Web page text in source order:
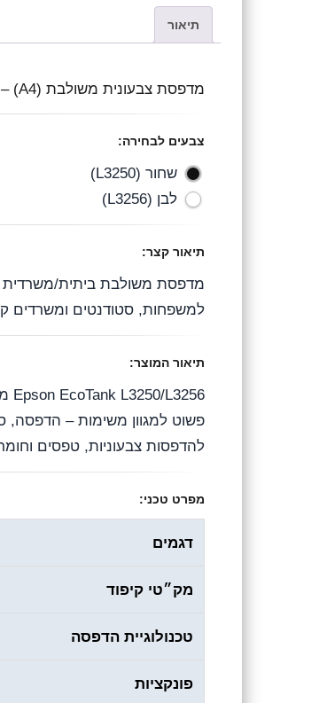
h
a
A
p
c
o
o
k
l
a
m
תיאור
מדפסת צבעונית משולבת (A4) – Epson EcoTank L3250 / L3256
צבעים לבחירה:
שחור (L3250)
לבן (L3256)
תיאור קצר:
למשפחות, סטודנטים ומשרדים
תיאור המוצר:
להדפסות צבעוניות, טפסים
מפרט טכני:
דגמים
מק״טי קיפוד
טכנולוגיית הדפסה
פונקציות